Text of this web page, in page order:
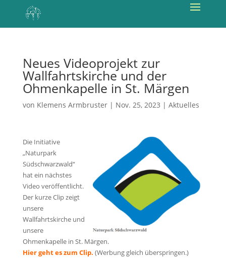
Neues Videoprojekt zur
Wallfahrtskirche und der
Ohmenkapelle in St. Märgen
von Klemens Armbruster| Nov. 25, 2023 | Aktuelles
Die Initiative
„Naturpark
Südschwarzwald“
hat ein nächstes
Video veröffentlicht.
Der kurze Clip zeigt
unsere
Wallfahrtskirche und
unsere
Ohmenkapelle in St. Märgen.
Hier geht es zum Clip. (Werbung gleich überspringen.)